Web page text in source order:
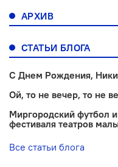
АРХИВ
СТАТЬИ БЛОГА
С Днем Рождения,
Ой, то не вечер, то не
Миргородский футбол
фестиваля театров
Все статьи блога